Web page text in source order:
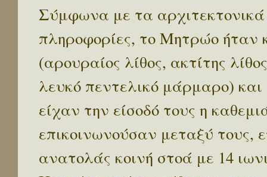
Σύμφωνα με τα αρχιτεκτονικά
πληροφορίες, το Μητρώο ήταν
(αρουραίος λίθος, ακτίτης
λευκό πεντελικό μάρμαρο)
είχαν την είσοδό τους η
επικοινωνούσαν μεταξύ τους,
ανατολάς κοινή στοά με 14